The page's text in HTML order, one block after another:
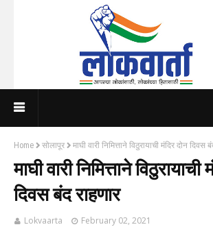
Home सोलापूर माघी वारी निमित्ताने विठुरायाची मंदिर दोन दिवस
माघी वारी निमित्ताने विठुरायाची
दिवस बंद राहणार
Lokvaarta February 02, 2021